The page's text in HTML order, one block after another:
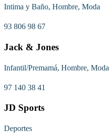
Intima y Baño, Hombre, Moda
93 806 98 67
Jack & Jones
Infantil/Premamá, Hombre, Moda
97 140 38 41
JD Sports
Deportes